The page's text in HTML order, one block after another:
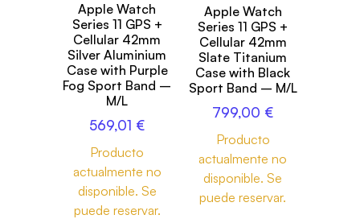
Apple Watch
Series 11 GPS +
Cellular 42mm
Silver Aluminium
Case with Purple
Fog Sport Band –
M/L
569,01 €
Producto
actualmente no
disponible. Se
puede reservar.
Apple Watch
Series 11 GPS +
Cellular 42mm
Slate Titanium
Case with Black
Sport Band – M/L
799,00 €
Producto
actualmente no
disponible. Se
puede reservar.